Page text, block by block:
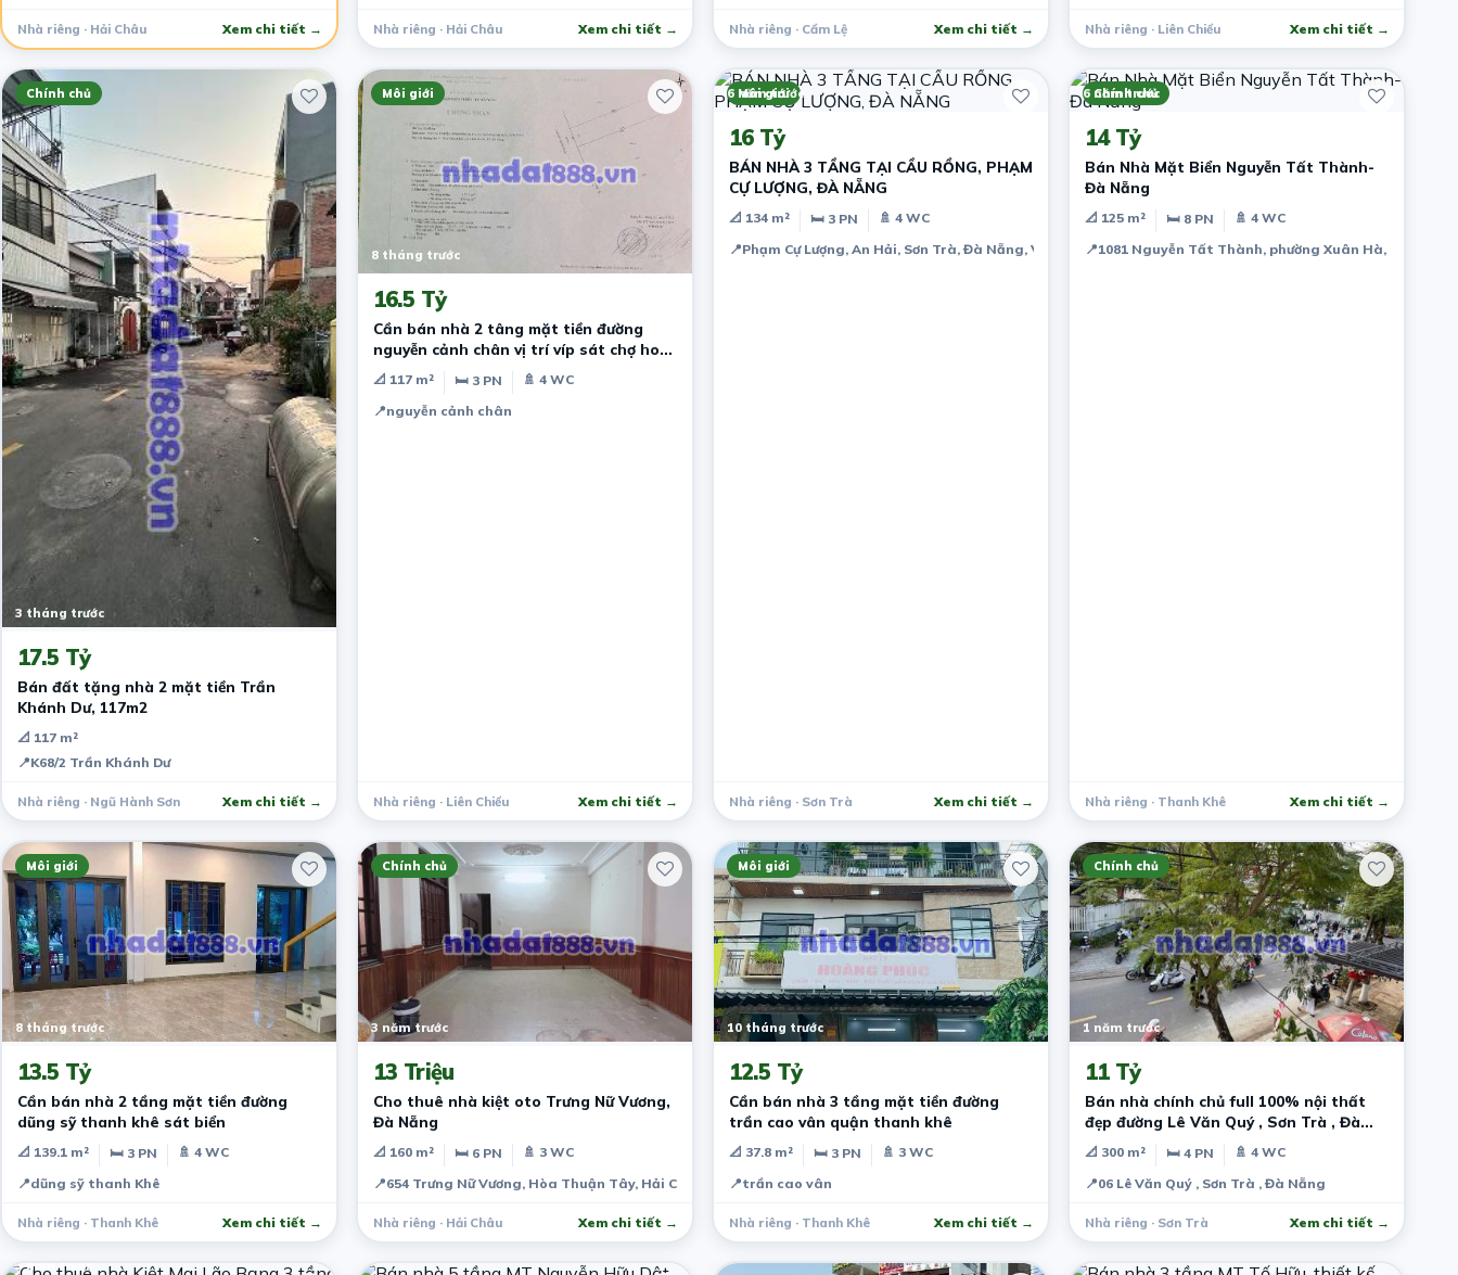
Nhà riêng · Hải Châu Xem chi tiết → Nhà riêng · Hải Châu Xem chi tiết → Nhà riêng · Cẩm Lệ Xem chi tiết → Nhà riêng · Liên Chiểu Xem chi tiết →
Chính chủ
3 tháng trước
17.5 Tỷ
Bán đất tặng nhà 2 mặt tiền Trần
Khánh Dư, 117m2
📐 117 m²
📍K68/2 Trần Khánh Dư
Nhà riêng · Ngũ Hành Sơn Xem chi tiết →
Môi giới
8 tháng trước
16.5 Tỷ
Cần bán nhà 2 tâng mặt tiền đường
nguyễn cảnh chân vị trí víp sát chợ hoà
khánh
📐 117 m² 🛏 3 PN
🚿 4 WC
📍nguyễn cảnh chân
Nhà riêng · Liên Chiểu Xem chi tiết →
Môi giới
6 năm trước
16 Tỷ
BÁN NHÀ 3 TẦNG TẠI CẦU RỒNG, PHẠM
CỰ LƯỢNG, ĐÀ NẴNG
📐 134 m² 🛏 3 PN
🚿 4 WC
📍Phạm Cự Lượng, An Hải, Sơn Trà, Đà Nẵng, Việt Nam
Nhà riêng · Sơn Trà Xem chi tiết →
Chính chủ
6 năm trước
14 Tỷ
Bán Nhà Mặt Biển Nguyễn Tất Thành-
Đà Nẵng
📐 125 m² 🛏 8 PN
🚿 4 WC
📍1081 Nguyễn Tất Thành, phường Xuân Hà, quận
Nhà riêng · Thanh Khê Xem chi tiết →
Môi giới
8 tháng trước
13.5 Tỷ
Cần bán nhà 2 tầng mặt tiền đường
dũng sỹ thanh khê sát biển
📐 139.1 m² 🛏 3 PN
🚿 4 WC
📍dũng sỹ thanh Khê
Nhà riêng · Thanh Khê Xem chi tiết →
Chính chủ
3 năm trước
13 Triệu
Cho thuê nhà kiệt oto Trưng Nữ Vương,
Đà Nẵng
📐 160 m² 🛏 6 PN
🚿 3 WC
📍654 Trưng Nữ Vương, Hòa Thuận Tây, Hải Châu, Đà Nẵng, Việt Nam
Nhà riêng · Hải Châu Xem chi tiết →
Môi giới
10 tháng trước
12.5 Tỷ
Cần bán nhà 3 tầng mặt tiền đường
trần cao vân quận thanh khê
📐 37.8 m² 🛏 3 PN
🚿 3 WC
📍trần cao vân
Nhà riêng · Thanh Khê Xem chi tiết →
Chính chủ
1 năm trước
11 Tỷ
Bán nhà chính chủ full 100% nội thất
đẹp đường Lê Văn Quý , Sơn Trà , Đà
Nẵng
📐 300 m² 🛏 4 PN
🚿 4 WC
📍06 Lê Văn Quý , Sơn Trà , Đà Nẵng
Nhà riêng · Sơn Trà Xem chi tiết →
3 năm trước